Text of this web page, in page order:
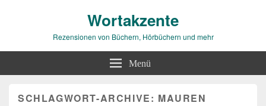
Wortakzente
Rezensionen von Büchern, Hörbüchern und mehr
Menü
SCHLAGWORT-ARCHIVE: MAUREN